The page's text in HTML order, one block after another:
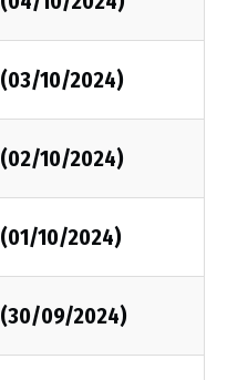
10/2024)
10/2024)
10/2024)
09/2024)